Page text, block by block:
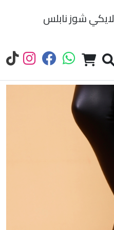
لايكي شوز نابلس